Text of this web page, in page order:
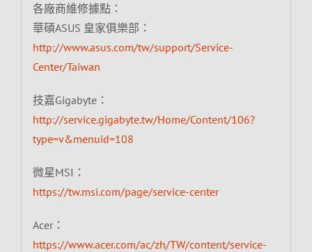
各廠商維修據點：
華碩ASUS 皇家俱樂部：
http://www.asus.com/tw/support/Service-
Center/Taiwan
技嘉Gigabyte：
http://service.gigabyte.tw/Home/Content/106?
type=v&menuid=108
微星MSI：
https://tw.msi.com/page/service-center
Acer：
https://www.acer.com/ac/zh/TW/content/service-